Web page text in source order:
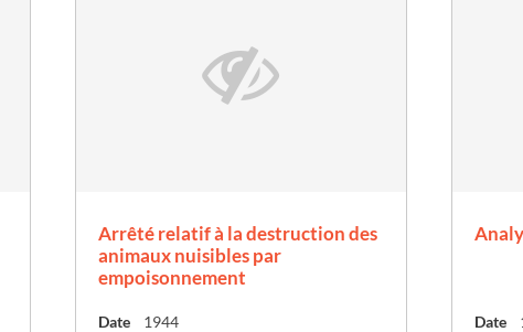
Arrêté relatif à la destruction des
animaux nuisibles par
empoisonnement
Date 1944 Date